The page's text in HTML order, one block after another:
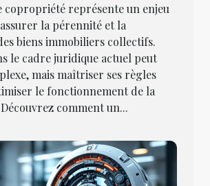
copropriété représente un enjeu
la pérennité et la
biens immobiliers collectifs.
le cadre juridique actuel peut
mais maîtriser ses règles
le fonctionnement de la
comment un...